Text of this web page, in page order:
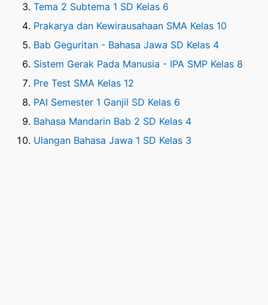
Tema 2 Subtema 1 SD Kelas 6
Prakarya dan Kewirausahaan SMA Kelas 10
Bab Geguritan - Bahasa Jawa SD Kelas 4
Sistem Gerak Pada Manusia - IPA SMP Kelas 8
Pre Test SMA Kelas 12
PAI Semester 1 Ganjil SD Kelas 6
Bahasa Mandarin Bab 2 SD Kelas 4
Ulangan Bahasa Jawa 1 SD Kelas 3